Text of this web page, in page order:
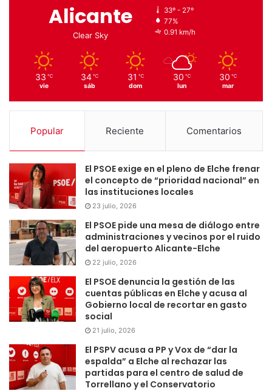
Alicante
Clear Sky
33º - 27º
77%
0.91 km/h
33 ℃
vie
34 ℃
sáb
31 ℃
dom
30 ℃
lun
30 ℃
mar
Popular Reciente Comentarios
El PSOE exige en el pleno de Elche frenar
el concepto de “prioridad nacional” en
las instituciones locales
23 julio, 2026
El PSOE pide una mesa de diálogo entre
administraciones y vecinos por el ruido
del aeropuerto Alicante-Elche
22 julio, 2026
El PSOE denuncia la gestión de las
cuentas públicas en Elche y acusa al
Gobierno local de recortar en gasto
social
21 julio, 2026
El PSPV acusa a PP y Vox de “dar la
espalda” a Elche al rechazar las
partidas para el centro de salud de
Torrellano y el Conservatorio